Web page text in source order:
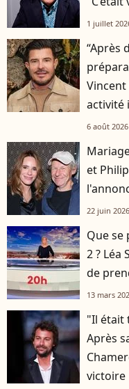
1 juillet
“Après
activité
6 août 2026
et
22 juin 2026
Que se
2 ? Léa
de
13 mars
"Il était
Après
victoire